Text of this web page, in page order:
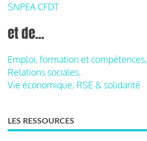
SNPEA CFDT
et de...
Emploi, formation et compétences,
Relations sociales,
Vie économique, RSE & solidarité
LES RESSOURCES